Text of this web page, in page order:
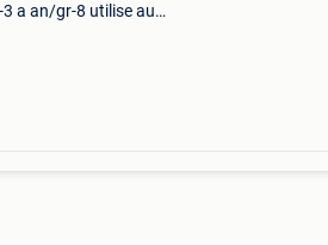
a an/gr-8 utilise au